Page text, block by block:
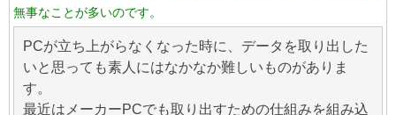
無事なことが多いのです。
PCが立ち上がらなくなった時に、データを取り出した
いと思っても素人にはなかなか難しいものがありま
す。
最近はメーカーPCでも取り出すための仕組みを組み込